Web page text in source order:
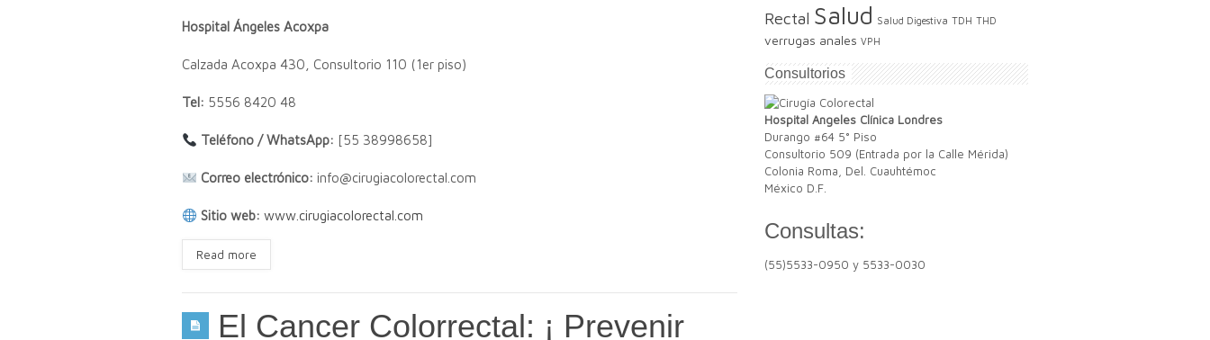
Hospital Ángeles Acoxpa
Calzada Acoxpa 430, Consultorio 110 (1er piso)
Tel: 5556 8420 48
Teléfono / WhatsApp: [55 38998658]
Correo electrónico: info@cirugiacolorectal.com
Sitio web: www.cirugiacolorectal.com
Read more
El Cancer Colorrectal: ¡ Prevenir
Rectal Salud Salud Digestiva TDH THD
verrugas anales VPH
Consultorios
Hospital Angeles Clínica Londres
Durango #64 5° Piso
Consultorio 509 (Entrada por la Calle Mérida)
Colonia Roma, Del. Cuauhtémoc
México D.F.
Consultas:
(55)5533-0950 y 5533-0030